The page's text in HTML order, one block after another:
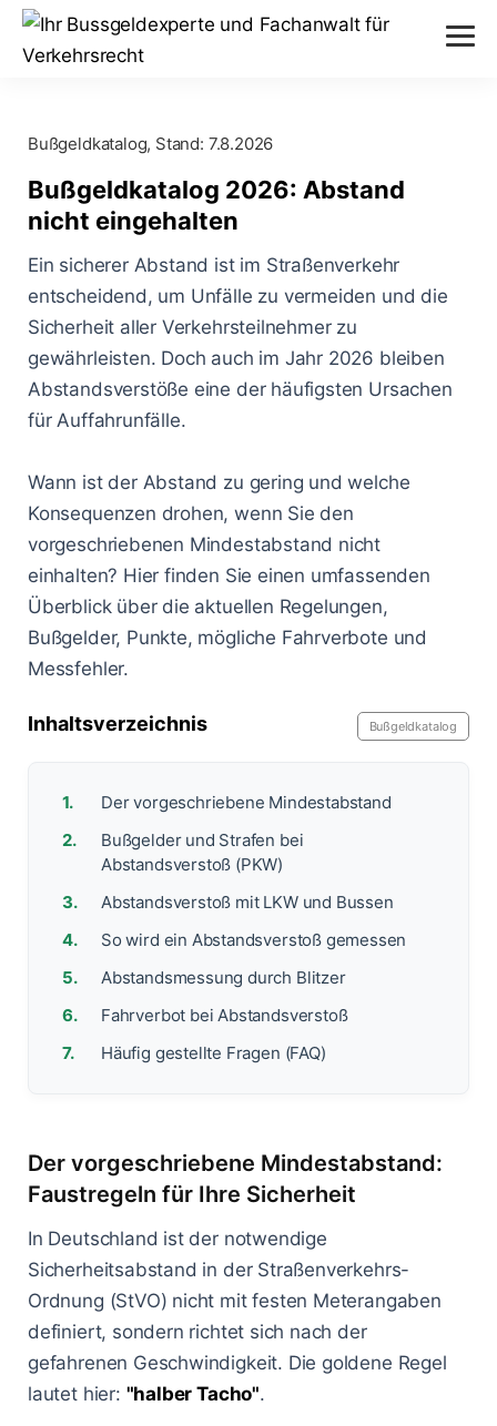
Abstand nicht eingehalten
Geschwindigkeitsüberschreitung
Handy am Steuer
Rote Ampel überfahren
Anhörung im Bußgeldverfahren
Bußgeldbescheid
Fahrerflucht
Fahrverbot
Illegale Autorennen
Online-Anhörung
Punkte in Flensburg
Zeugenfragebogen
Paragraphen
§ 24 StVG
§ 28 StVG
§ 315 StGB
§ 55 OWiG
§ 67 OWiG
Messverfahren
ESO ES 8.0
PoliScan Speed
Lasermessungen
Blog
Kampf gegen Raser
Verkehrsunfälle
Änderungen 2025
Blitzer
Aachen - Krefelder Str.
A3 - Solingen
Berlin - Schönhauser Allee
Bremen - Lloydstraße
Köln - Aachener Straße
Köln - Riehler Straße
Zum Bußgeldcheck
Bußgeldkatalog, Stand: 7.8.2026
Bußgeldkatalog 2026: Abstand
nicht eingehalten
Ein sicherer Abstand ist im Straßenverkehr
entscheidend, um Unfälle zu vermeiden und die
Sicherheit aller Verkehrsteilnehmer zu
gewährleisten. Doch auch im Jahr 2026 bleiben
Abstandsverstöße eine der häufigsten Ursachen
für Auffahrunfälle.
Wann ist der Abstand zu gering und welche
Konsequenzen drohen, wenn Sie den
vorgeschriebenen Mindestabstand nicht
einhalten? Hier finden Sie einen umfassenden
Überblick über die aktuellen Regelungen,
Bußgelder, Punkte, mögliche Fahrverbote und
Messfehler.
Inhaltsverzeichnis Bußgeldkatalog
Der vorgeschriebene Mindestabstand
Bußgelder und Strafen bei
Abstandsverstoß (PKW)
Abstandsverstoß mit LKW und Bussen
So wird ein Abstandsverstoß gemessen
Abstandsmessung durch Blitzer
Fahrverbot bei Abstandsverstoß
Häufig gestellte Fragen (FAQ)
Der vorgeschriebene Mindestabstand:
Faustregeln für Ihre Sicherheit
In Deutschland ist der notwendige
Sicherheitsabstand in der Straßenverkehrs-
Ordnung (StVO) nicht mit festen Meterangaben
definiert, sondern richtet sich nach der
gefahrenen Geschwindigkeit. Die goldene Regel
lautet hier: "halber Tacho".